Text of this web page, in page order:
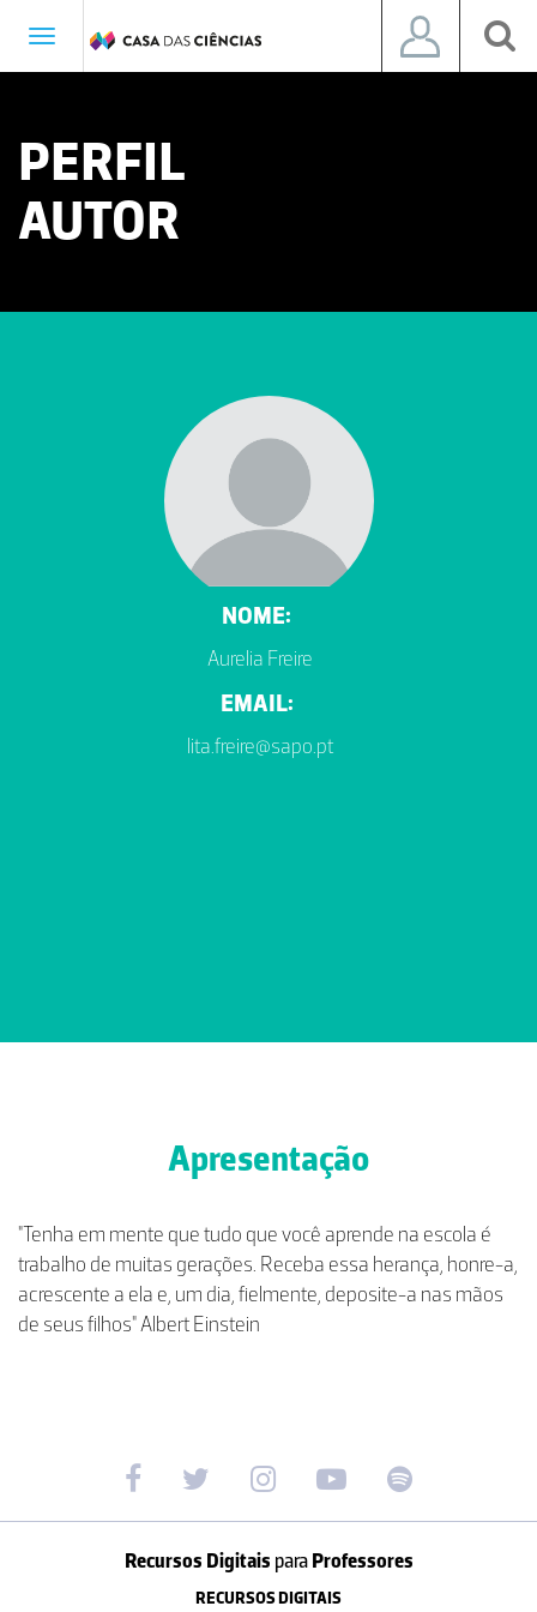
Toggle
PERFIL
AUTOR
NOME:
Aurelia Freire
EMAIL:
lita.freire@sapo.pt
Apresentação
"Tenha em mente que tudo que você aprende na escola é
trabalho de muitas gerações. Receba essa herança, honre-a,
acrescente a ela e, um dia, fielmente, deposite-a nas mãos
de seus filhos" Albert Einstein
Recursos Digitais paraProfessores
RECURSOS DIGITAIS